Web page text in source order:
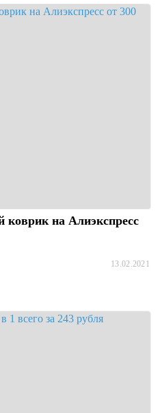
на Алиэкспресс
13.02.2021